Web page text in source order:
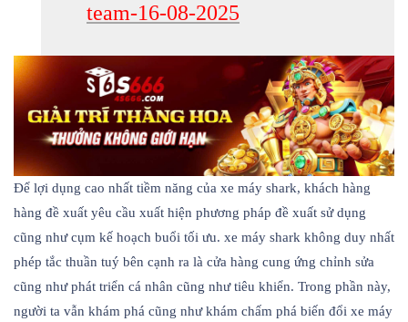
team-16-08-2025
Để lợi dụng cao nhất tiềm năng của xe máy shark, khách hàng
hàng đề xuất yêu cầu xuất hiện phương pháp đề xuất sử dụng
cũng như cụm kế hoạch buổi tối ưu. xe máy shark không duy nhất
phép tắc thuần tuý bên cạnh ra là cửa hàng cung ứng chỉnh sửa
cũng như phát triển cá nhân cũng như tiêu khiển. Trong phần này,
người ta vẫn khám phá cũng như khám chấm phá biến đổi xe máy